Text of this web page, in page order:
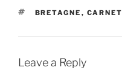
TAGS
BRETAGNE , CARNET
Leave a Reply